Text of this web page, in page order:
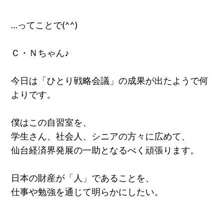
…ってことで(^^)
Ｃ・Ｎちゃん♪
今日は「ひとり戦略会議」の成果が出たようで何
よりです。
僕はこの自習室を、
学生さん、社会人、シニアの方々に広めて、
仙台経済界発展の一助となるべく頑張ります。
日本の財産が「人」であることを、
仕事や勉強を通じて明らかにしたい。